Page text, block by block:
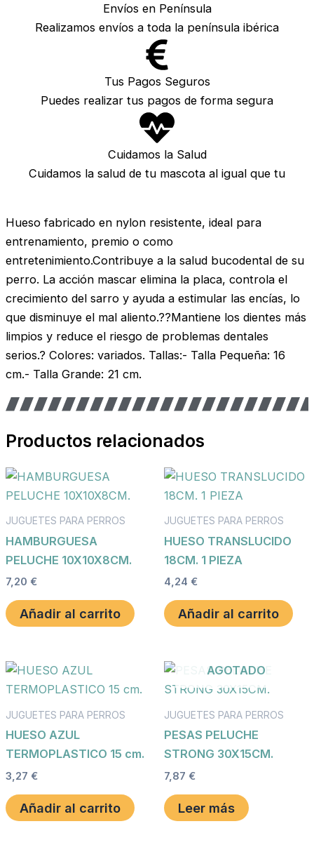
Envíos en Península
Realizamos envíos a toda la península ibérica
Tus Pagos Seguros
Puedes realizar tus pagos de forma segura
Cuidamos la Salud
Cuidamos la salud de tu mascota al igual que tu
Hueso fabricado en nylon resistente, ideal para
entrenamiento, premio o como
entretenimiento.Contribuye a la salud bucodental de su
perro. La acción mascar elimina la placa, controla el
crecimiento del sarro y ayuda a estimular las encías, lo
que disminuye el mal aliento.??Mantiene los dientes más
limpios y reduce el riesgo de problemas dentales
serios.? Colores: variados. Tallas:- Talla Pequeña: 16
cm.- Talla Grande: 21 cm.
Productos relacionados
JUGUETES PARA PERROS
HAMBURGUESA
PELUCHE 10X10X8CM.
7,20 €
Añadir al carrito
JUGUETES PARA PERROS
HUESO TRANSLUCIDO
18CM. 1 PIEZA
4,24 €
Añadir al carrito
JUGUETES PARA PERROS
HUESO AZUL
TERMOPLASTICO 15 cm.
3,27 €
Añadir al carrito
AGOTADO
JUGUETES PARA PERROS
PESAS PELUCHE
STRONG 30X15CM.
7,87 €
Leer más